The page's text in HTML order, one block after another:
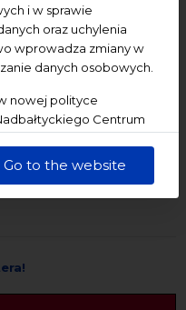
i w sprawie
oraz uchylenia
wprowadza zmiany w
danych osobowych.
nowej polityce
Centrum
z należytą
Go to the website
canal!